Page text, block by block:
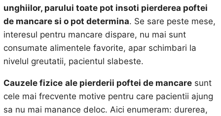
unghiilor, parului toate pot insoti pierderea poftei
de mancare si o pot determina. Se sare peste mese,
interesul pentru mancare dispare, nu mai sunt
consumate alimentele favorite, apar schimbari la
nivelul greutatii, pacientul slabeste.
Cauzele fizice ale pierderii poftei de mancaresunt
cele mai frecvente motive pentru care pacientii ajung
sa nu mai manance deloc. Aici enumeram: durerea,